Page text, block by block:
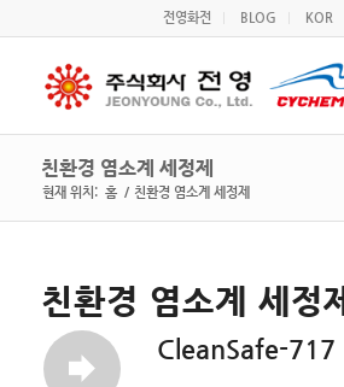
전영화전 BLOG KOR
친환경 염소계 세정제
현재 위치: 홈 / 친환경 염소계 세정제
친환경 염소계 세정제
CleanSafe-717